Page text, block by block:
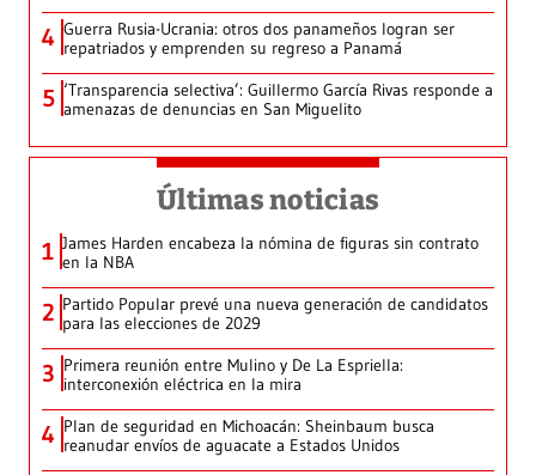
4 Guerra Rusia-Ucrania: otros dos panameños logran ser
repatriados y emprenden su regreso a Panamá
5 ‘Transparencia selectiva’: Guillermo García Rivas responde a
amenazas de denuncias en San Miguelito
Últimas noticias
1 James Harden encabeza la nómina de figuras sin contrato
en la NBA
2 Partido Popular prevé una nueva generación de candidatos
para las elecciones de 2029
3 Primera reunión entre Mulino y De La Espriella:
interconexión eléctrica en la mira
4 Plan de seguridad en Michoacán: Sheinbaum busca
reanudar envíos de aguacate a Estados Unidos